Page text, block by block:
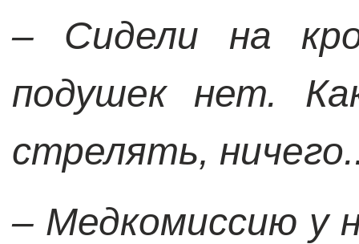
– Сидели на
подушек нет.
стрелять,
– Медкомиссию у